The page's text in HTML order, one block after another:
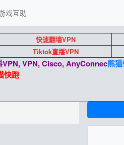
戏互助
快速翻墙VPN
Tiktok直播VPN
VPN, VPN, Cisco, AnyConnec熊
快跑